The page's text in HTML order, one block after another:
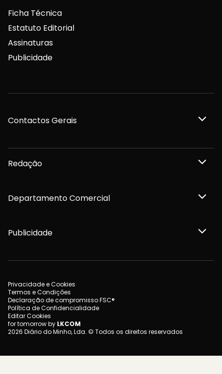
Ficha Técnica
Estatuto Editorial
Assinaturas
Publicidade
Contactos Gerais
Redação
Departamento Comercial
Publicidade
Privacidade e Cookies
Termos e Condições
Declaração de compromisso FSC®
Política de Confidencialidade
Editar Cookies
for tomorrow by LKCOM
2026 Diário do Minho, Lda. © Todos os direitos reservados